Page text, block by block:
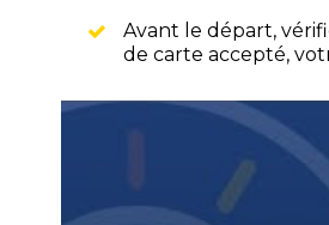
Avant le départ,
de carte accepté,